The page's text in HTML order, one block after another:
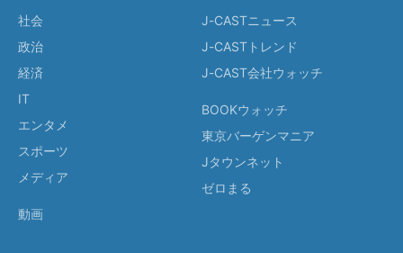
社会
政治
経済
IT
エンタメ
スポーツ
メディア
動画
J-CASTニュース
J-CASTトレンド
J-CAST会社ウォッチ
BOOKウォッチ
東京バーゲンマニア
Jタウンネット
ゼロまる